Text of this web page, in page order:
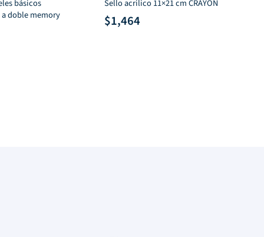
básicos
doble memory
Sello acrilico 11×21 cm CRAYON
$1,464